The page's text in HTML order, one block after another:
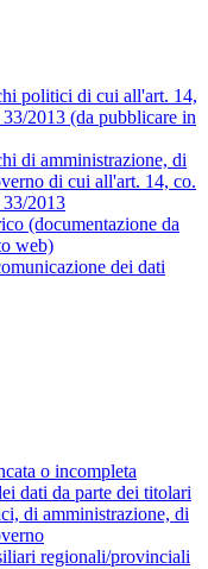
politici di cui all'art. 14,
2013 (da pubblicare in
di amministrazione, di
di cui all'art. 14, co.
2013
(documentazione da
web)
dei dati
o incompleta
dati da parte dei titolari
di amministrazione, di
regionali/provinciali